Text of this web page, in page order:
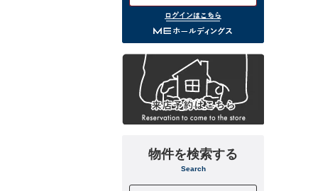
ログインはこちら
物件を検索する
Search